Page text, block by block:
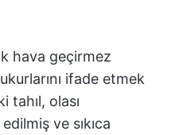
hava geçirmez
ifade etmek
tahıl, olası
ve sıkıca